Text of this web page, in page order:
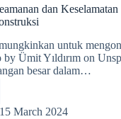
dan
untuk
Ümit Yıldırım on
besar dalam…
15 March 2024